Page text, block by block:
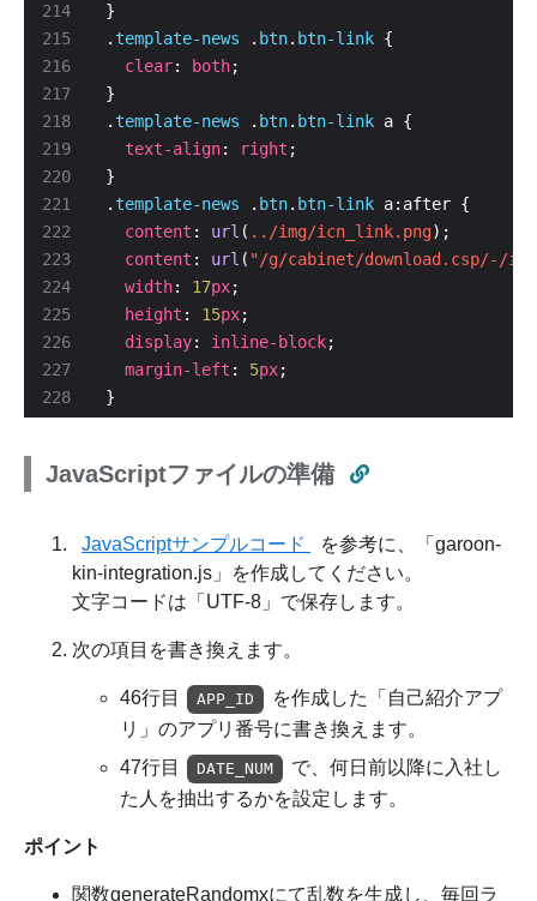
214
215
216
217
218
219
220
221
223
224
225
226
227
228
.template-news . btn. btn-link
clear: both
.template-news . btn. btn-link
text-align: right
.template-news . btn. btn-link
content : url ( ../img/icn_link.png
content : url ( "/g/cabinet/download.csp/-/
width: 17px
height : 15px
display: inline-block
margin-left : 5px
}
JavaScriptファイルの準備
JavaScriptサンプルコード
を参考に、「garoon-
kin-integration.js」を作成してください。
文字コードは「UTF-8」で保存します。
次の項目を書き換えます。
46行目 APP_ID
を作成した「自己紹介アプ
リ」のアプリ番号に書き換えます。
47行目
DATE_NUM
で、何日前以降に入社し
た人を抽出するかを設定します。
ポイント
関数generateRandomxにて乱数を生成し、毎回ラ